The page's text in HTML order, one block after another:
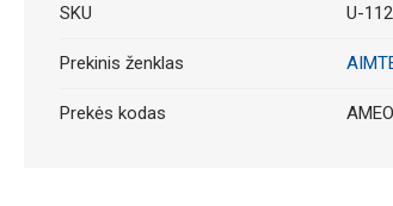
SKU U-
Prekinis ženklas
Prekės kodas